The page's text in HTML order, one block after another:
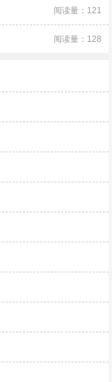
阅读量：121
阅读量：128